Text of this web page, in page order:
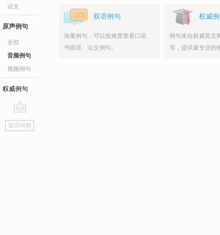
论文
原声例句
全部
音频例句
视频例句
权威例句
go
top
返回词典
双语例句
海量例句，可以按难度查看口语、
书面语、论文例句。
权威
例句来自权威英文
等，提供最专业的